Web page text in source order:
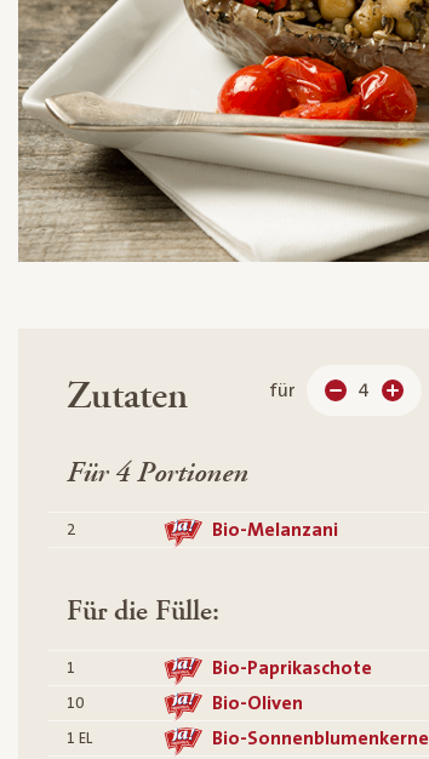
Zutaten für 4
Für 4 Portionen
2 Bio-Melanzani
Für die Fülle:
1 Bio-Paprikaschote
10 Bio-Oliven
1 EL
Bio-Sonnenblumenkerne